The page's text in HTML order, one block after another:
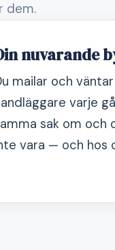
dem.
nuvarande
mailar och
varje
sak om och
vara — och hos